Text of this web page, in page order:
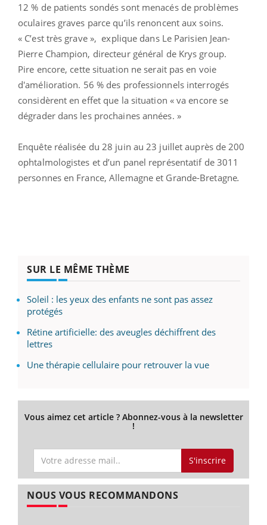
12 % de patients sondés sont menacés de problèmes
oculaires graves parce qu’ils renoncent aux soins.
« C’est très grave », explique dans Le Parisien Jean-
Pierre Champion, directeur général de Krys group.
Pire encore, cette situation ne serait pas en voie
d'amélioration. 56 % des professionnels interrogés
considèrent en effet que la situation « va encore se
dégrader dans les prochaines années. »
Enquête réalisée du 28 juin au 23 juillet auprès de 200
ophtalmologistes et d’un panel représentatif de 3011
personnes en France, Allemagne et Grande-Bretagne.
SUR LE MÊME THÈME
Soleil : les yeux des enfants ne sont pas assez
protégés
Rétine artificielle: des aveugles déchiffrent des
lettres
Une thérapie cellulaire pour retrouver la vue
Vous aimez cet article ? Abonnez-vous à la newsletter
!
S'inscrire
NOUS VOUS RECOMMANDONS